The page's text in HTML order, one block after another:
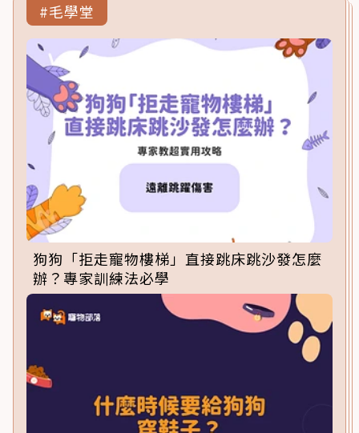
#毛學堂
狗狗「拒走寵物樓梯」直接跳床跳沙發怎麼
辦？專家訓練法必學